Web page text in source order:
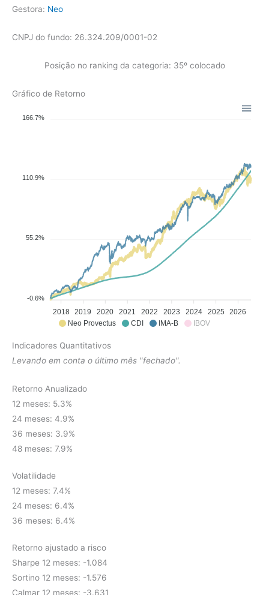
Gestora: Neo
CNPJ do fundo: 26.324.209/0001-02
Posição no ranking da categoria: 35º colocado
Gráfico de Retorno
Neo Provectus CDI IMA-B IBOV
166.7%
110.9%
55.2%
-0.6%
2018 2019 2020 2021 2022 2023 2024 2025 2026
Indicadores Quantitativos
Levando em conta o último mês "fechado".
Retorno Anualizado
12 meses: 5.3%
24 meses: 4.9%
36 meses: 3.9%
48 meses: 7.9%
Volatilidade
12 meses: 7.4%
24 meses: 6.4%
36 meses: 6.4%
Retorno ajustado a risco
Sharpe 12 meses: -1.084
Sortino 12 meses: -1.576
Calmar 12 meses: -3.631